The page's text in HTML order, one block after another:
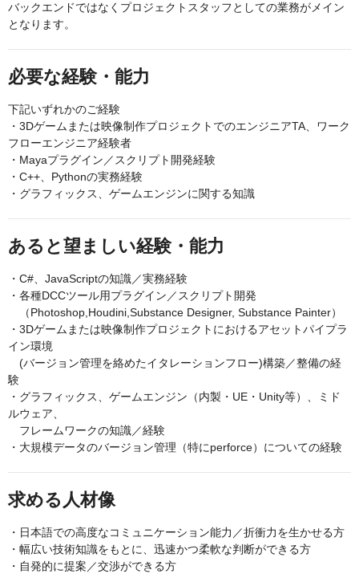
バックエンドではなくプロジェクトスタッフとしての業務がメイン
となります。
必要な経験・能力
下記いずれかのご経験
・3Dゲームまたは映像制作プロジェクトでのエンジニアTA、ワーク
フローエンジニア経験者
・Mayaプラグイン／スクリプト開発経験
・C++、Pythonの実務経験
・グラフィックス、ゲームエンジンに関する知識
あると望ましい経験・能力
・C#、JavaScriptの知識／実務経験
・各種DCCツール用プラグイン／スクリプト開発
（Photoshop,Houdini,Substance Designer, Substance Painter）
・3Dゲームまたは映像制作プロジェクトにおけるアセットパイプラ
イン環境
(バージョン管理を絡めたイタレーションフロー)構築／整備の経
験
・グラフィックス、ゲームエンジン（内製・UE・Unity等）、ミド
ルウェア、
フレームワークの知識／経験
・大規模データのバージョン管理（特にperforce）についての経験
求める人材像
・日本語での高度なコミュニケーション能力／折衝力を生かせる方
・幅広い技術知識をもとに、迅速かつ柔軟な判断ができる方
・自発的に提案／交渉ができる方